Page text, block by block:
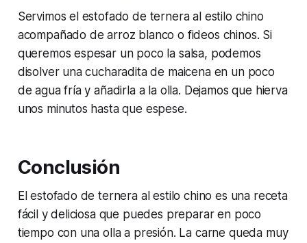
Servimos el estofado de ternera al estilo chino
acompañado de arroz blanco o fideos chinos. Si
queremos espesar un poco la salsa, podemos
disolver una cucharadita de maicena en un poco
de agua fría y añadirla a la olla. Dejamos que hierva
unos minutos hasta que espese.
Conclusión
El estofado de ternera al estilo chino es una receta
fácil y deliciosa que puedes preparar en poco
tiempo con una olla a presión. La carne queda muy